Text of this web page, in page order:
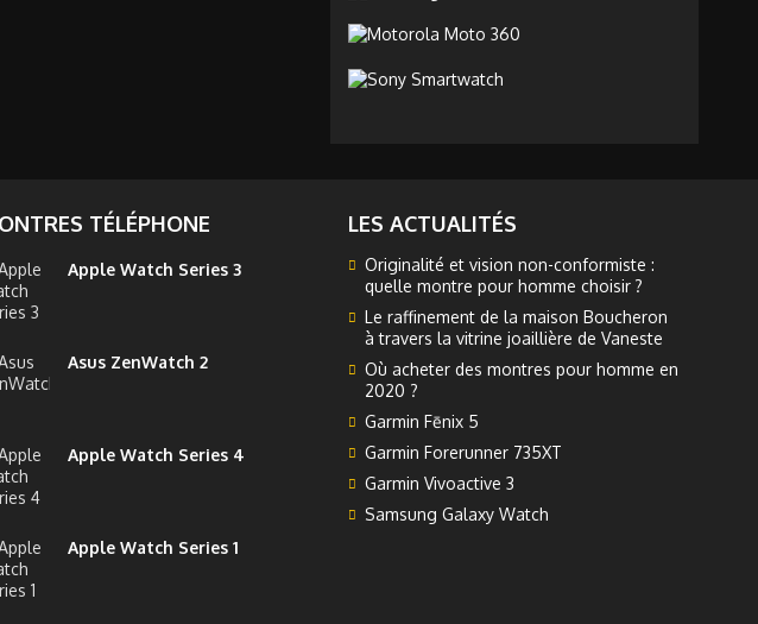
TÉLÉPHONE
Apple Watch Series 3
Asus ZenWatch 2
Apple Watch Series 4
Apple Watch Series 1
LES ACTUALITÉS
Originalité et vision non-conformiste :
quelle montre pour homme choisir ?
Le raffinement de la maison Boucheron
à travers la vitrine joaillière de Vaneste
Où acheter des montres pour homme en
2020 ?
Garmin Fēnix 5
Garmin Forerunner 735XT
Garmin Vivoactive 3
Samsung Galaxy Watch